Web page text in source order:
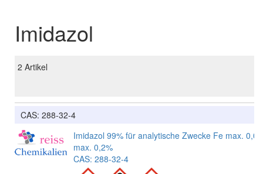
Imidazol
2 Artikel
CAS: 288-32-4
Imidazol 99% für analytische Zwecke Fe max.
max. 0,2%
CAS: 288-32-4